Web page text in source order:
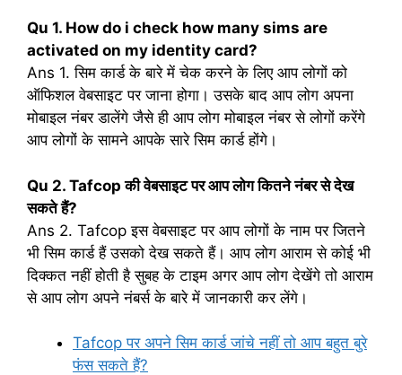
Qu 1. How do i check how many sims are
activated on my identity card?
Ans 1. सिम कार्ड के बारे में चेक करने के लिए आप लोगों को
ऑफिशल वेबसाइट पर जाना होगा। उसके बाद आप लोग अपना
मोबाइल नंबर डालेंगे जैसे ही आप लोग मोबाइल नंबर से लोगों करेंगे
आप लोगों के सामने आपके सारे सिम कार्ड होंगे।
Qu 2. Tafcop की वेबसाइट पर आप लोग कितने नंबर से देख
सकते हैं?
Ans 2. Tafcop इस वेबसाइट पर आप लोगों के नाम पर जितने
भी सिम कार्ड हैं उसको देख सकते हैं। आप लोग आराम से कोई भी
दिक्कत नहीं होती है सुबह के टाइम अगर आप लोग देखेंगे तो आराम
से आप लोग अपने नंबर्स के बारे में जानकारी कर लेंगे।
Tafcop पर अपने सिम कार्ड जांचे नहीं तो आप बहुत बुरे
फंस सकते हैं?